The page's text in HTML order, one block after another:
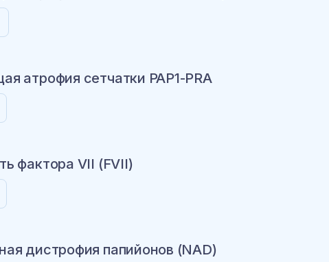
атрофия сетчатки PAP1-PRA
фактора VII (FVII)
дистрофия папийонов (NAD)